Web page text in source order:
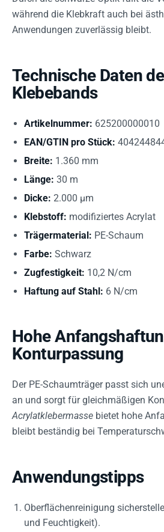
während die Klebkraft auch bei
Anwendungen zuverlässig bleibt.
Technische Daten
Klebebands
Artikelnummer: 625200000010
EAN/GTIN pro Stück:
Breite: 1.360 mm
Länge: 30 m
Dicke: 2.000 µm
Klebstoff: modifiziertes Acrylat
Trägermaterial: PE-Schaum
Farbe: Schwarz
Zugfestigkeit: 10,2 N/cm
Haftung auf Stahl: 6 N/cm
Hohe
Konturpassung
Der PE-Schaumträger passt sich
an und sorgt für gleichmäßigen
Acrylatklebermasse bietet hohe
bleibt beständig bei
Anwendungstipps
Oberflächenreinigung
und Feuchtigkeit).